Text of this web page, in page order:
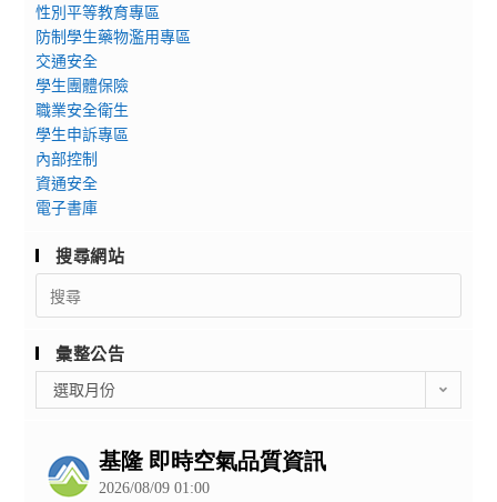
性別平等教育專區
防制學生藥物濫用專區
交通安全
學生團體保險
職業安全衛生
學生申訴專區
內部控制
資通安全
電子書庫
搜尋網站
Search
for:
彙整公告
整
選取月份